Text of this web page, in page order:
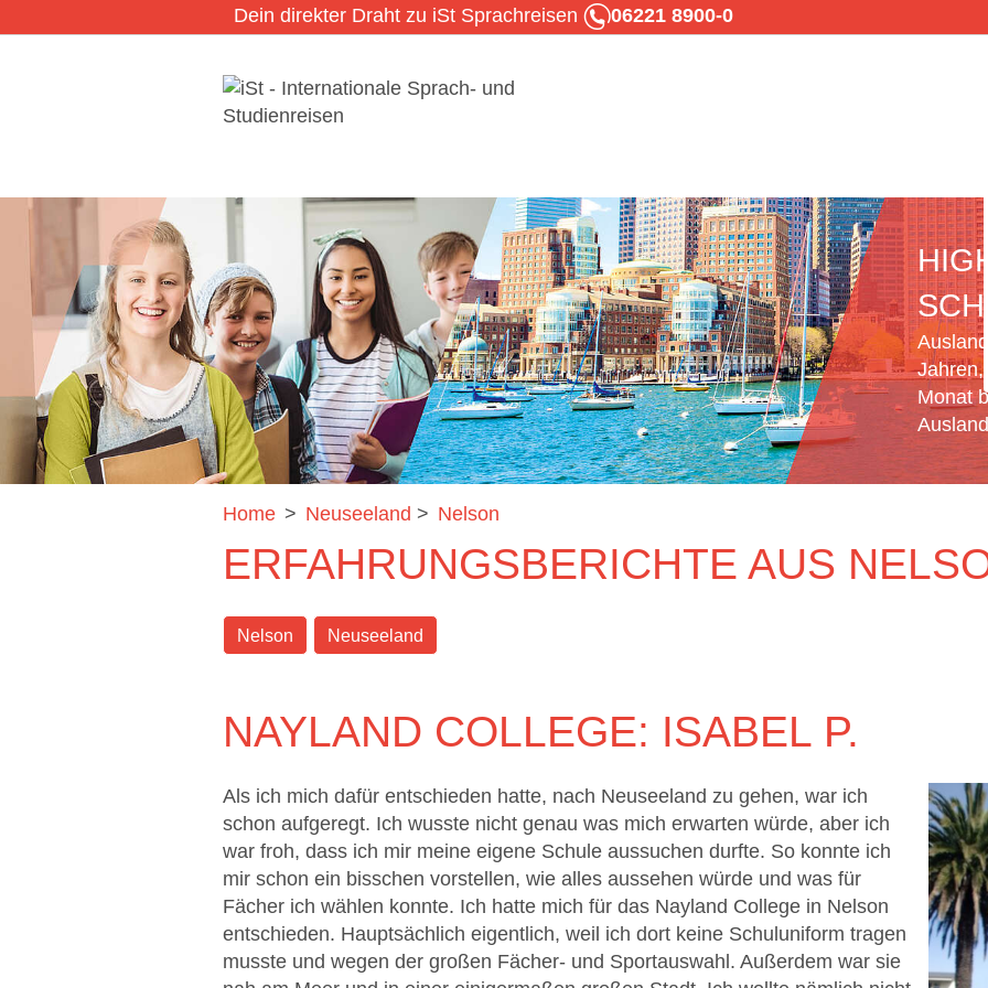
Dein direkter Draht zu iSt Sprachreisen 06221 8900-0
Monat
Home > Neuseeland > Nelson
ERFAHRUNGSBERICHTE AUS
Nelson Neuseeland
NAYLAND COLLEGE: ISABEL P.
Als ich mich dafür entschieden hatte, nach Neuseeland zu gehen, war ich
schon aufgeregt. Ich wusste nicht genau was mich erwarten würde, aber ich
war froh, dass ich mir meine eigene Schule aussuchen durfte. So konnte ich
mir schon ein bisschen vorstellen, wie alles aussehen würde und was für
Fächer ich wählen konnte. Ich hatte mich für das Nayland College in Nelson
entschieden. Hauptsächlich eigentlich, weil ich dort keine Schuluniform tragen
musste und wegen der großen Fächer- und Sportauswahl. Außerdem war sie